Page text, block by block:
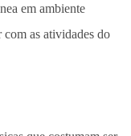
em ambiente
as atividades do